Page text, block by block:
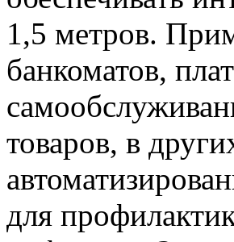
1,5 метров.
банкоматов,
товаров, в
для